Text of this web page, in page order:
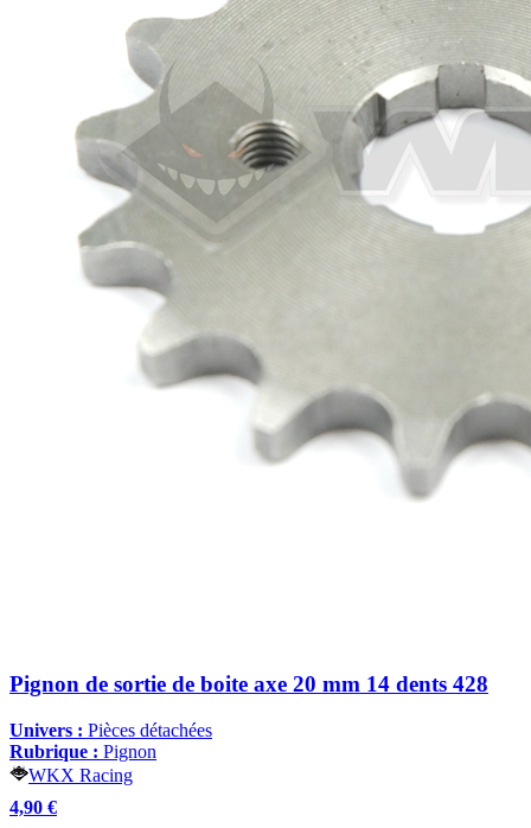
Pignon de sortie de boite axe 20 mm 14 dents 428
Univers : Pièces détachées
Rubrique : Pignon
WKX Racing
4,90 €